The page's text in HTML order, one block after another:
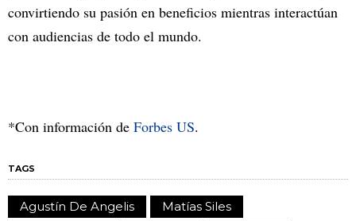
convirtiendo su pasión en beneficios mientras interactúan
con audiencias de todo el mundo.
*Con información de Forbes US.
TAGS
Agustín De Angelis
Matías Siles